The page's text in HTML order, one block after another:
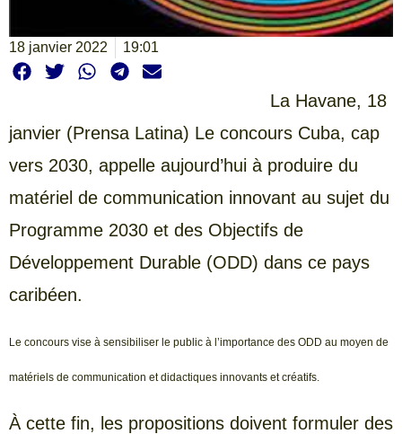
18 janvier 2022 19:01
La Havane, 18
janvier (Prensa Latina) Le concours Cuba, cap
vers 2030, appelle aujourd’hui à produire du
matériel de communication innovant au sujet du
Programme 2030 et des Objectifs de
Développement Durable (ODD) dans ce pays
caribéen.
Le concours vise à sensibiliser le public à l’importance des ODD au moyen de
matériels de communication et didactiques innovants et créatifs.
À cette fin, les propositions doivent formuler des